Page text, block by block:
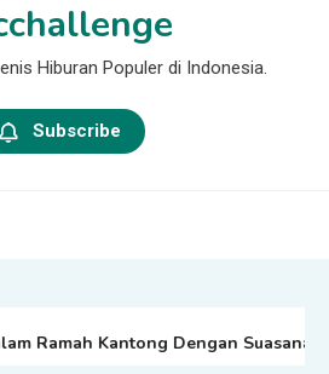
Hiburan Populer di Indonesia.
Subscribe
Ramah Kantong Dengan Suasana